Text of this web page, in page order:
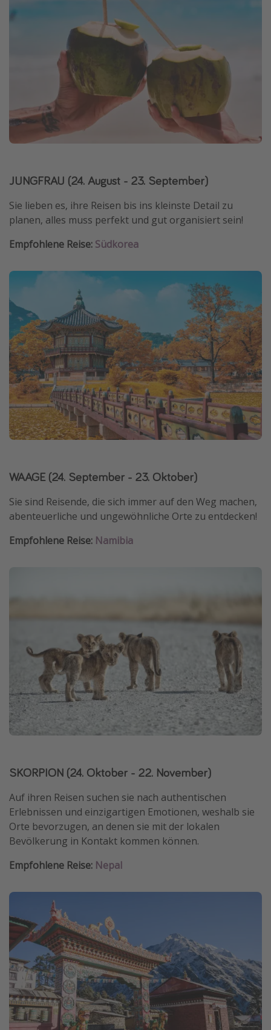
JUNGFRAU (24. August - 23. September)
Sie lieben es, ihre Reisen bis ins kleinste Detail zu
planen, alles muss perfekt und gut organisiert sein!
Empfohlene Reise: Südkorea
WAAGE (24. September - 23. Oktober)
Sie sind Reisende, die sich immer auf den Weg machen,
abenteuerliche und ungewöhnliche Orte zu entdecken!
Empfohlene Reise: Namibia
SKORPION (24. Oktober - 22. November)
Auf ihren Reisen suchen sie nach authentischen
Erlebnissen und einzigartigen Emotionen, weshalb sie
Orte bevorzugen, an denen sie mit der lokalen
Bevölkerung in Kontakt kommen können.
Empfohlene Reise: Nepal